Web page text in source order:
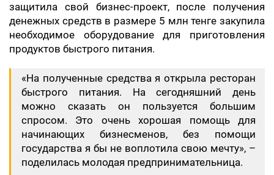
защитила свой бизнес-проект, после получения
денежных средств в размере 5 млн тенге закупила
необходимое оборудование для приготовления
продуктов быстрого питания.
«На полученные средства я открыла ресторан
быстрого питания. На сегодняшний день
можно сказать он пользуется большим
спросом. Это очень хорошая помощь для
начинающих бизнесменов, без помощи
государства я бы не воплотила свою мечту», –
поделилась молодая предпринимательница.